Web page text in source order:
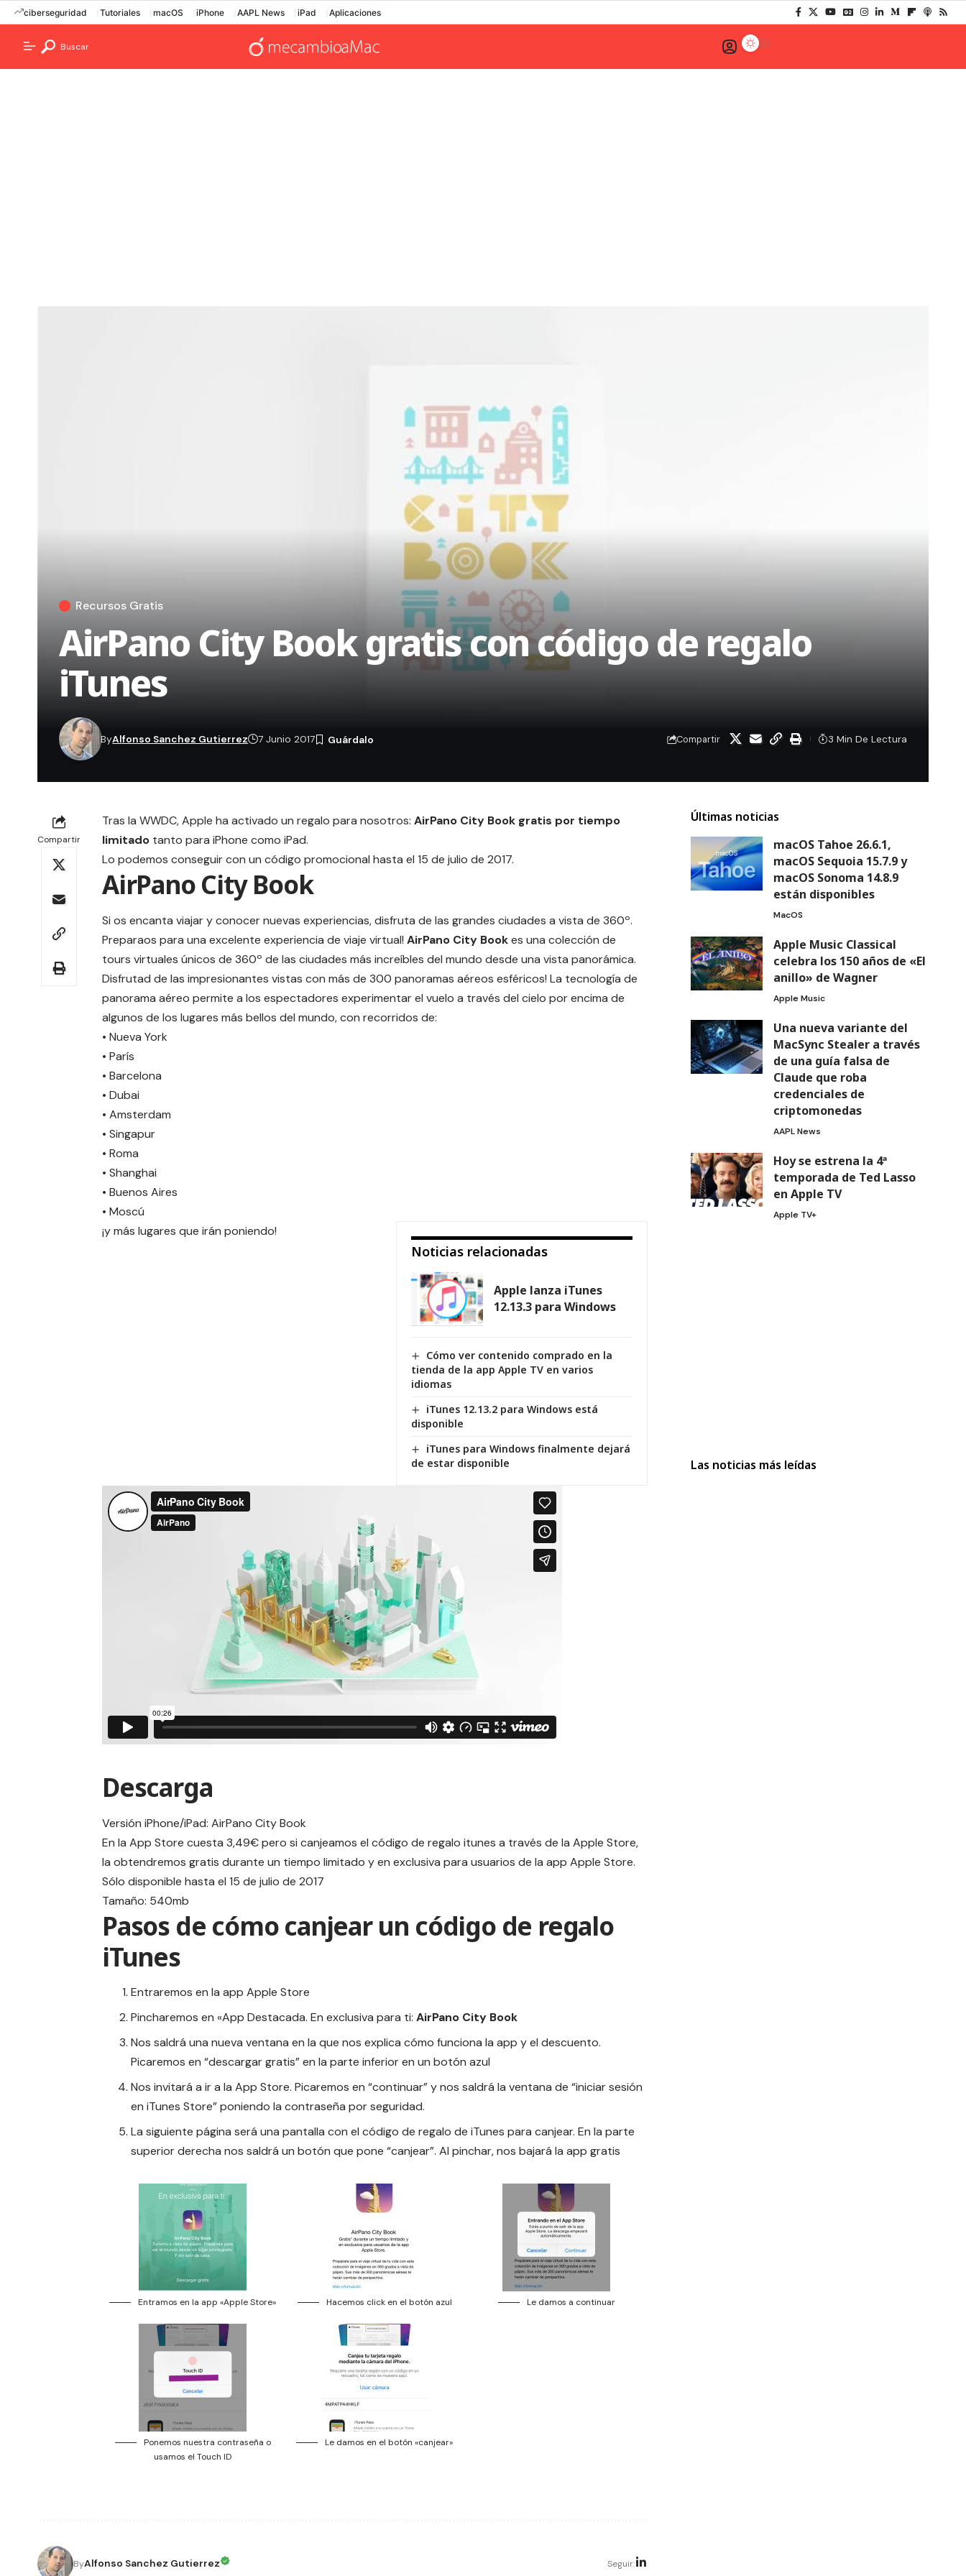
ciberseguridad Tutoriales macOS iPhone AAPL News iPad Aplicaciones
Buscar
Recursos Gratis
AirPano City Book gratis con código de regalo
iTunes
ByAlfonso Sanchez Gutierrez 7 Junio 2017 Compartir 3 Min De Lectura
Compartir
Tras la WWDC, Apple ha activado un regalo para nosotros: AirPano City Book gratis por tiempo
limitado tanto para iPhone como iPad.
Lo podemos conseguir con un código promocional hasta el 15 de julio de 2017.
AirPano City Book
Si os encanta viajar y conocer nuevas experiencias, disfruta de las grandes ciudades a vista de 360º.
Preparaos para una excelente experiencia de viaje virtual! AirPano City Bookes una colección de
tours virtuales únicos de 360º de las ciudades más increíbles del mundo desde una vista panorámica.
Disfrutad de las impresionantes vistas con más de 300 panoramas aéreos esféricos! La tecnología de
panorama aéreo permite a los espectadores experimentar el vuelo a través del cielo por encima de
algunos de los lugares más bellos del mundo, con recorridos de:
• Nueva York
• París
• Barcelona
• Dubai
• Amsterdam
• Singapur
• Roma
• Shanghai
• Buenos Aires
• Moscú
Noticias relacionadas
Apple lanza iTunes
12.13.3 para Windows
Cómo ver contenido comprado en la
tienda de la app Apple TV en varios
idiomas
iTunes 12.13.2 para Windows está
disponible
iTunes para Windows finalmente dejará
de estar disponible
¡y más lugares que irán poniendo!
Descarga
Versión iPhone/iPad: AirPano City Book
En la App Store cuesta 3,49€ pero si canjeamos el código de regalo itunes a través de la Apple Store,
la obtendremos gratis durante un tiempo limitado y en exclusiva para usuarios de la app Apple Store.
Sólo disponible hasta el 15 de julio de 2017
Tamaño: 540mb
Pasos de cómo canjear un código de regalo
iTunes
Entraremos en la app Apple Store
Pincharemos en «App Destacada. En exclusiva para ti: AirPano City Book
Nos saldrá una nueva ventana en la que nos explica cómo funciona la app y el descuento.
Picaremos en “descargar gratis” en la parte inferior en un botón azul
Nos invitará a ir a la App Store. Picaremos en “continuar” y nos saldrá la ventana de “iniciar sesión
en iTunes Store” poniendo la contraseña por seguridad.
La siguiente página será una pantalla con el código de regalo de iTunes para canjear. En la parte
superior derecha nos saldrá un botón que pone “canjear”. Al pinchar, nos bajará la app gratis
Entramos en la app «Apple Store» Hacemos click en el botón azul Le damos a continuar
Ponemos nuestra contraseña o
usamos el Touch ID
Le damos en el botón «canjear»
ByAlfonso Sanchez Gutierrez Seguir:
Últimas noticias
macOS Tahoe 26.6.1,
macOS Sequoia 15.7.9 y
macOS Sonoma 14.8.9
están disponibles
MacOS
Apple Music Classical
celebra los 150 años de «El
anillo» de Wagner
Apple Music
Una nueva variante del
MacSync Stealer a través
de una guía falsa de
Claude que roba
credenciales de
criptomonedas
AAPL News
Hoy se estrena la 4ª
temporada de Ted Lasso
en Apple TV
Apple TV+
Las noticias más leídas